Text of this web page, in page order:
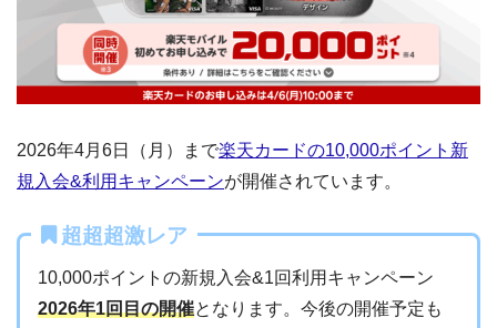
2026年4月6日（月）まで楽天カードの10,000ポイント新
規入会&利用キャンペーンが開催されています。
超超超激レア
10,000ポイントの新規入会&1回利用キャンペーン
2026年1回目の開催となります。今後の開催予定も